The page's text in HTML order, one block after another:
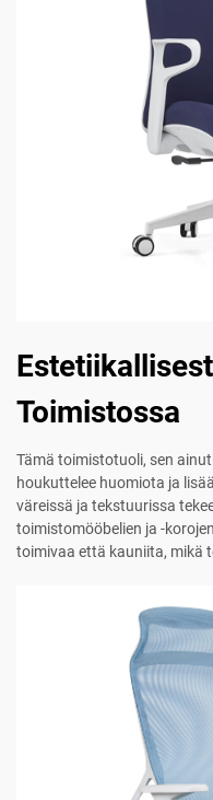
Toimistossa
Tämä toimistotuoli, sen
houkuttelee huomiota ja
väreissä ja tekstuurissa
toimistomööbelien ja -
toimivaa että kauniita, mikä